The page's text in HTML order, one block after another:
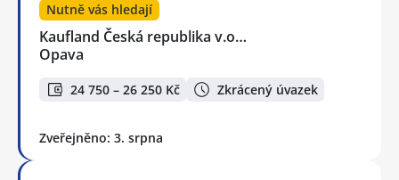
Nutně vás hledají
Kaufland Česká republika v.o…
Opava
24 750 – 26 250 Kč Zkrácený úvazek
Zveřejněno: 3. srpna